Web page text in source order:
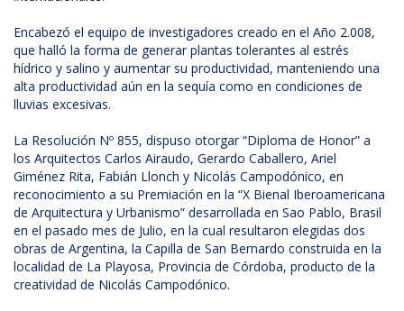
Encabezó el equipo de investigadores creado en el Año 2.008,
que halló la forma de generar plantas tolerantes al estrés
hídrico y salino y aumentar su productividad, manteniendo una
alta productividad aún en la sequía como en condiciones de
lluvias excesivas.
La Resolución Nº 855, dispuso otorgar “Diploma de Honor” a
los Arquitectos Carlos Airaudo, Gerardo Caballero, Ariel
Giménez Rita, Fabián Llonch y Nicolás Campodónico, en
reconocimiento a su Premiación en la “X Bienal Iberoamericana
de Arquitectura y Urbanismo” desarrollada en Sao Pablo, Brasil
en el pasado mes de Julio, en la cual resultaron elegidas dos
obras de Argentina, la Capilla de San Bernardo construida en la
localidad de La Playosa, Provincia de Córdoba, producto de la
creatividad de Nicolás Campodónico.